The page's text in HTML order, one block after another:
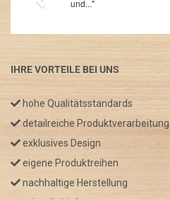
IHRE VORTEILE BEI UNS
hohe Qualitätsstandards
detailreiche Produktverarbeitung
exklusives Design
eigene Produktreihen
nachhaltige Herstellung